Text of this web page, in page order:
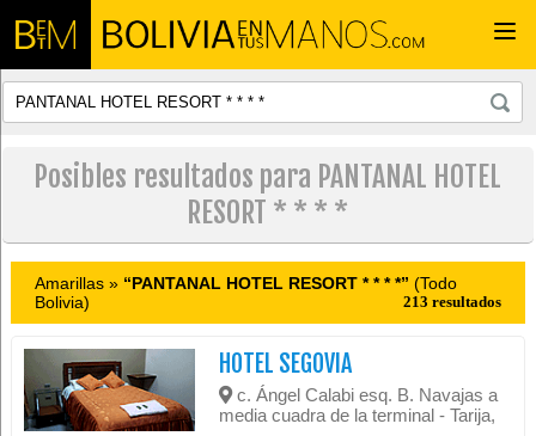
Posibles resultados para PANTANAL HOTEL
RESORT * * * *
Amarillas » “PANTANAL HOTEL RESORT * * * *” (Todo
Bolivia)
213 resultados
HOTEL SEGOVIA
c. Ángel Calabi esq. B. Navajas a
media cuadra de la terminal - Tarija,